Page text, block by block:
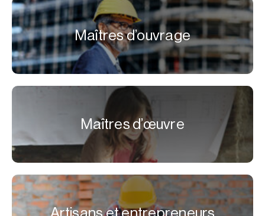
Maîtres d’ouvrage
Maîtres d’œuvre
Artisans et entrepreneurs